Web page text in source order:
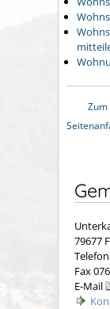
Zum
79677
Fax
E-Mail